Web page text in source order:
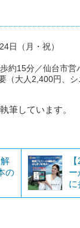
日（月・祝）
約15分／仙台市営
大人2,400円、
筆しています。
の
ー
に